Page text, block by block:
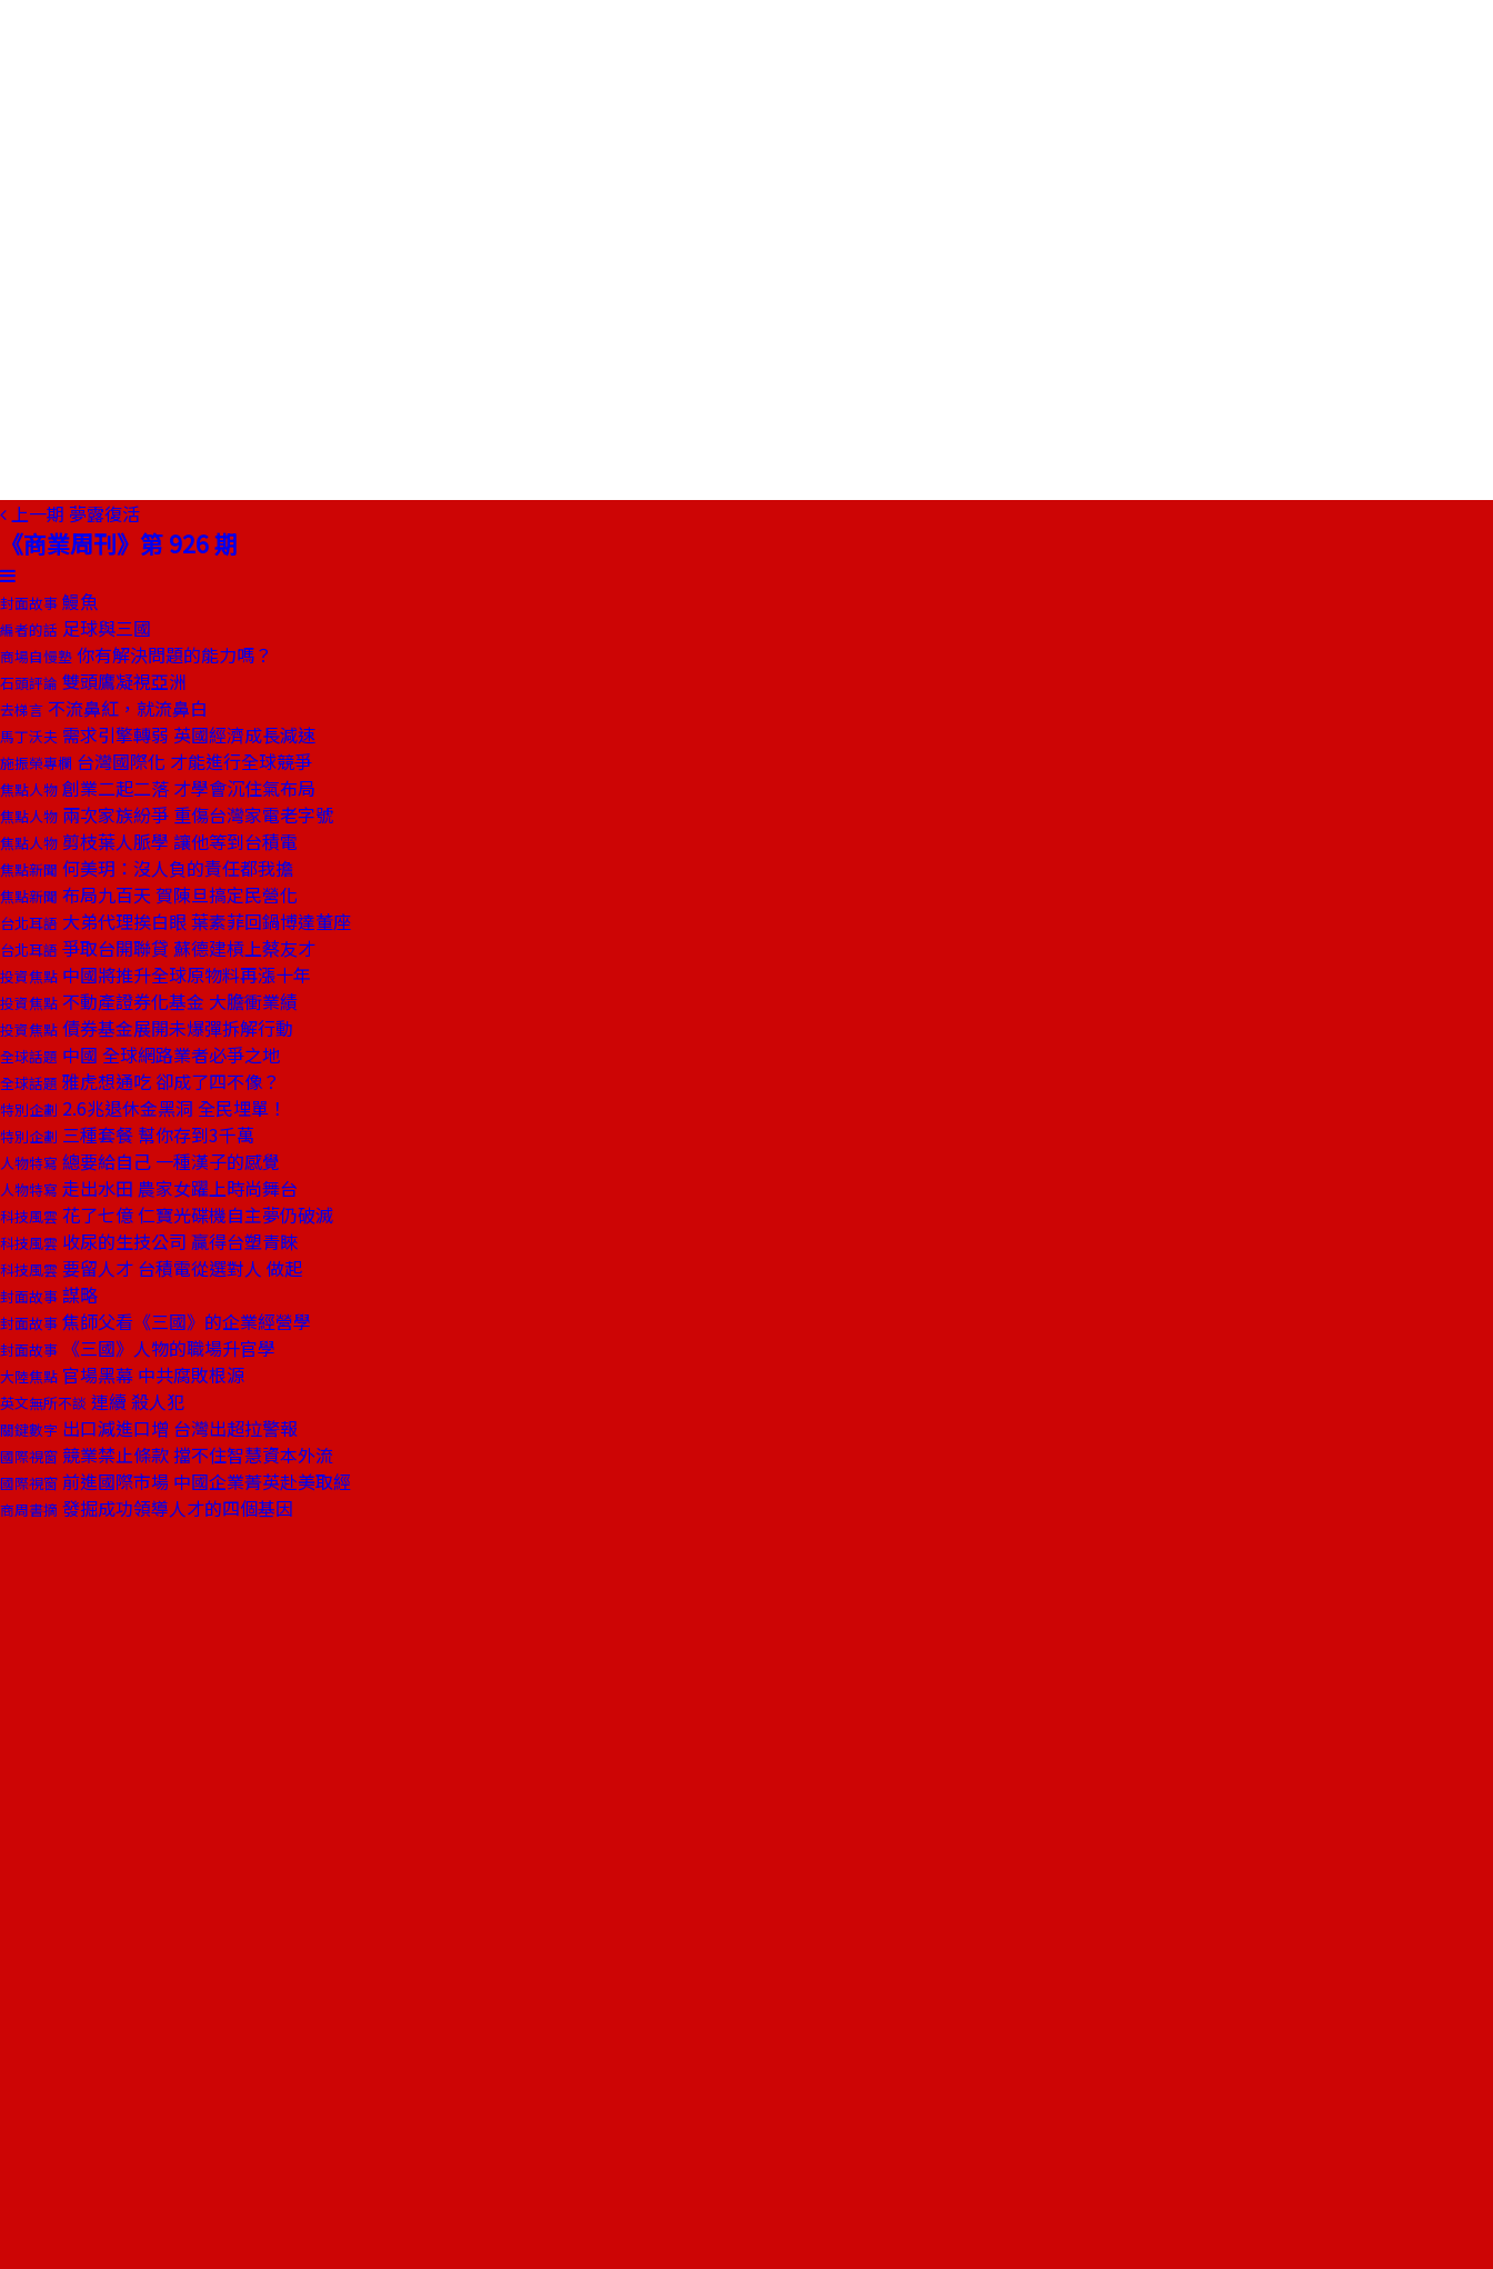
上一期 夢露復活
《商業周刊》第 926 期
封面故事 鰻魚
編者的話 足球與三國
商場自慢塾 你有解決問題的能力嗎？
石頭評論 雙頭鷹凝視亞洲
去梯言 不流鼻紅，就流鼻白
馬丁沃夫 需求引擎轉弱 英國經濟成長減速
施振榮專欄 台灣國際化 才能進行全球競爭
焦點人物 創業二起二落 才學會沉住氣布局
焦點人物 兩次家族紛爭 重傷台灣家電老字號
焦點人物 剪枝葉人脈學 讓他等到台積電
焦點新聞 何美玥：沒人負的責任都我擔
焦點新聞 布局九百天 賀陳旦搞定民營化
台北耳語 大弟代理挨白眼 葉素菲回鍋博達董座
台北耳語 爭取台開聯貸 蘇德建槓上蔡友才
投資焦點 中國將推升全球原物料再漲十年
投資焦點 不動產證券化基金 大膽衝業績
投資焦點 債券基金展開未爆彈拆解行動
全球話題 中國 全球網路業者必爭之地
全球話題 雅虎想通吃 卻成了四不像？
特別企劃 2.6兆退休金黑洞 全民埋單！
特別企劃 三種套餐 幫你存到3千萬
人物特寫 總要給自己 一種漢子的感覺
人物特寫 走出水田 農家女躍上時尚舞台
科技風雲 花了七億 仁寶光碟機自主夢仍破滅
科技風雲 收尿的生技公司 贏得台塑青睞
科技風雲 要留人才 台積電從選對人 做起
封面故事 謀略
封面故事 焦師父看《三國》的企業經營學
封面故事 《三國》人物的職場升官學
大陸焦點 官場黑幕 中共腐敗根源
英文無所不談 連續 殺人犯
關鍵數字 出口減進口增 台灣出超拉警報
國際視窗 競業禁止條款 擋不住智慧資本外流
國際視窗 前進國際市場 中國企業菁英赴美取經
商周書摘 發掘成功領導人才的四個基因